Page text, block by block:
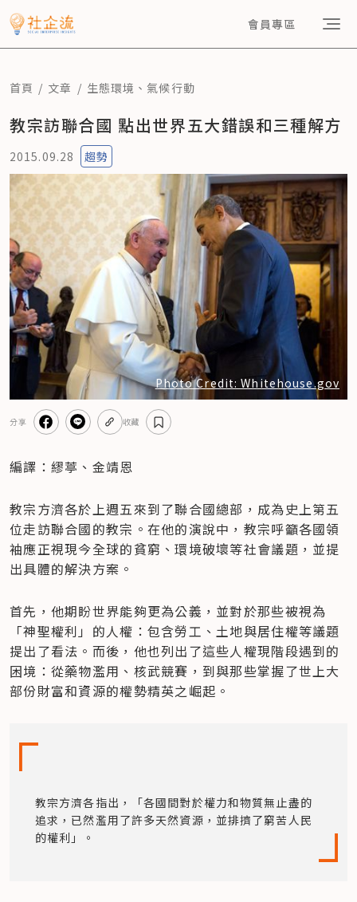
會員專區
首頁 文章 生態環境 、 氣候行動
教宗訪聯合國 點出世界五大錯誤和三種解方
2015.09.28 趨勢
Photo Credit: Whitehouse.gov
分享 收藏
編譯：繆葶、金靖恩
教宗方濟各於上週五來到了聯合國總部，成為史上第五
位走訪聯合國的教宗。在他的演說中，教宗呼籲各國領
袖應正視現今全球的貧窮、環境破壞等社會議題，並提
出具體的解決方案。
首先，他期盼世界能夠更為公義，並對於那些被視為
「神聖權利」的人權：包含勞工、土地與居住權等議題
提出了看法。而後，他也列出了這些人權現階段遇到的
困境：從藥物濫用、核武競賽，到與那些掌握了世上大
部份財富和資源的權勢精英之崛起。
教宗方濟各指出，「各國間對於權力和物質無止盡的
追求，已然濫用了許多天然資源，並排擠了窮苦人民
的權利」。